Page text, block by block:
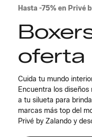
Hasta -75% en Privé
oferta
Cuida tu mundo
Encuentra los
a tu silueta para
marcas más top del
Privé by Zalando y